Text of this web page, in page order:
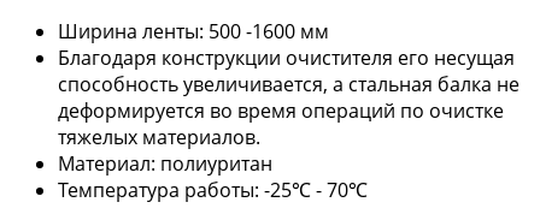
Ширина ленты: 500 -1600 мм
Благодаря конструкции очистителя его несущая
способность увеличивается, а стальная балка не
деформируется во время операций по очистке
тяжелых материалов.
Материал: полиуритан
Температура работы: -25℃ - 70℃